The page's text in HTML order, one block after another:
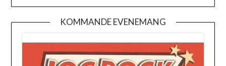
KOMMANDE EVENEMANG